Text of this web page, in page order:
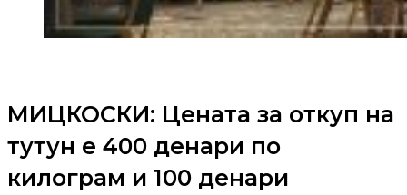
МИЦКОСКИ: Цената за откуп на
тутун е 400 денари по
килограм и 100 денари